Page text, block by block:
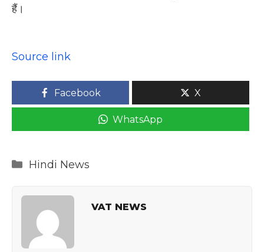
हैं।
Source link
Facebook X
WhatsApp
Categories
Hindi News
VAT NEWS